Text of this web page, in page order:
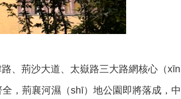
、荊沙大道、太嶽路三大路網核心（
，荊襄河濕（shī）地公園即將落成，